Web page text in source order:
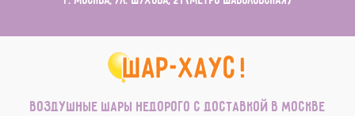
Воздушные шары недорого с доставкой в Москве